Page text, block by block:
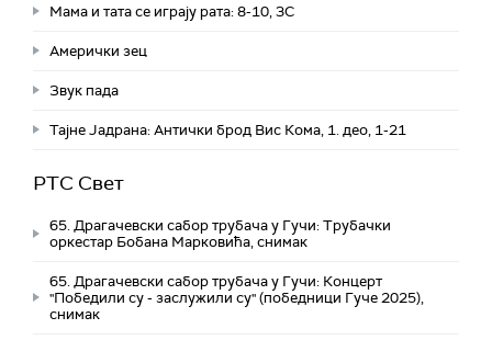
Мама и тата се играју рата: 8-10, 3С
Амерички зец
Звук пада
Тајне Јадрана: Антички брод Вис Кома, 1. део, 1-21
РТС Свет
65. Драгачевски сабор трубача у Гучи: Трубачки
оркестар Бобана Марковића, снимак
65. Драгачевски сабор трубача у Гучи: Концерт
"Победили су - заслужили су" (победници Гуче 2025),
снимак